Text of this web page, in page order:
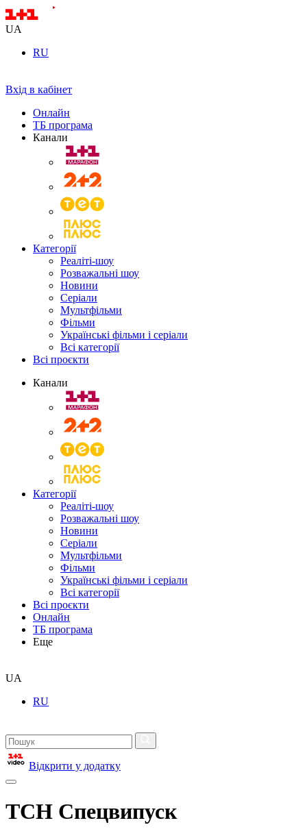
UA
RU
Вхід в кабінет
Онлайн
ТБ програма
Канали
Категорії
Реаліті-шоу
Розважальні шоу
Новини
Серіали
Мультфільми
Фільми
Українські фільми і серіали
Всі категорії
Всі проєкти
Канали
Категорії
Реаліті-шоу
Розважальні шоу
Новини
Серіали
Мультфільми
Фільми
Українські фільми і серіали
Всі категорії
Всі проєкти
Онлайн
ТБ програма
Еще
UA
RU
Відкрити у додатку
ТСН Спецвипуск